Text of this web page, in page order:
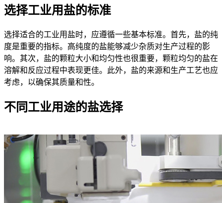
选择工业用盐的标准
选择适合的工业用盐时，应遵循一些基本标准。首先，盐的纯
度是重要的指标。高纯度的盐能够减少杂质对生产过程的影
响。其次，盐的颗粒大小和均匀性也很重要，颗粒均匀的盐在
溶解和反应过程中表现更佳。此外，盐的来源和生产工艺也应
考虑，以确保其质量和性。
不同工业用途的盐选择